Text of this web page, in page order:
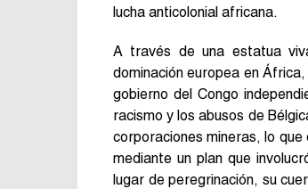
lucha anticolonial africana.
A través de una estatua
dominación europea en
gobierno del Congo
racismo y los abusos de
corporaciones mineras, lo
mediante un plan que
lugar de peregrinación, su